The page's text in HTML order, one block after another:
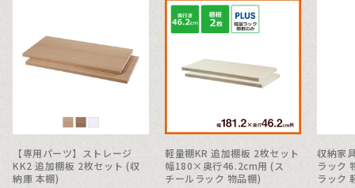
【専用パーツ】ストレージ
KK2 追加棚板 2枚セット (収
納庫 本棚)
軽量棚KR 追加棚板 2枚セット
幅180×奥行46.2cm用 (ス
チールラック 物品棚)
収納家
ラック
ラック